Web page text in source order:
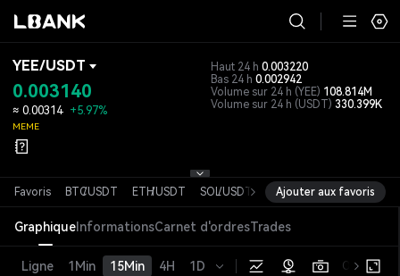
YEE/USDT
0.003140
≈ 0.00314 +5.97%
MEME
Haut 24 h 0.003220
Bas 24 h 0.002942
Volume sur 24 h (YEE) 108.814M
Volume sur 24 h (USDT) 330.399K
Favoris BTC/USDT ETH/USDT SOL/USDT XRP/USDT DOGE/USDT
Ajouter aux favoris
GraphiqueInformationsCarnet d'ordresTrades
Ligne 1Min 15Min 4H 1D Original